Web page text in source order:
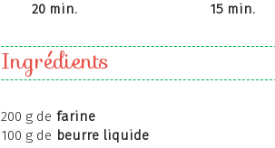
20 min. 15 min.
Ingrédients
200 g de
100 g de
farine
beurre liquide